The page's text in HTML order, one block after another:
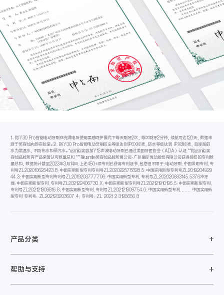
1、指Y30 Pro智能电动牙刷在充满电后使用柔感呵护模式下每天刷牙2次，每次刷牙2分钟，续航可达120天，数据来
源于笑容加内部实验室。2、指Y30 Pro智能电动牙刷防尘等级达到IP6X标准，防水等级达到 IPX8标准，且浸泡的
水为常温水，不防热水和蒸汽水。*usmile笑容加Y1S声波电动牙刷已通过美国牙医协会（ADA）认证 **指usmile笑
容加品牌所有产品荣誉认可数量总和 ***指usmile笑容加品牌所属公司-广州星际悦动股份有限公司获得授权的专利数
量总和，数据统计截至2023年3月14日.上述450+项专利已获得专利证书,包括但不限于:电动牙刷:中国发明专利,专
利号ZL202010625423.8;中国实用新型专利专利号ZL202022578328.5:中国实用新型专利号ZL2019204929
44.3:中国实用新型专利专利号ZL2019203777706:中国实用新型专利,专利号ZL202020693145.5376冲牙
器:中国实用新型专利,专利号ZL202122406730.X;中国实用新型专利号ZL202121910195.5:中国实用新型专利,
专利号ZL202121909816.8;中国实用新型专利,专利号ZL202121909754.0;中国实用新型专利....... 中国实用新
型专利 专利号：ZL202123203607.4；专利号：ZL 2021 2 3195656.8
产品分类
帮助与支持